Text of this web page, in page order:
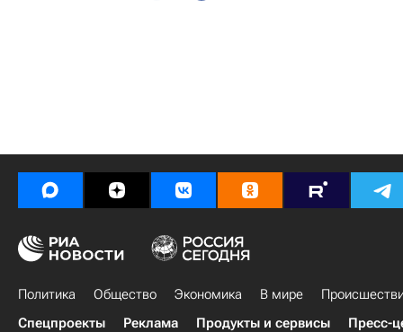
Политика Общество Экономика В мире
Спецпроекты
Реклама Продукты и сервисы Пресс-